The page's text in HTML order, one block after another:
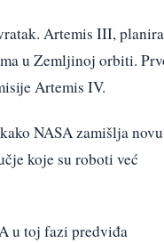
Artemis III,
u Zemljinoj orbiti.
Artemis IV.
NASA zamišlja novu
koje su roboti već
u toj fazi predviđa